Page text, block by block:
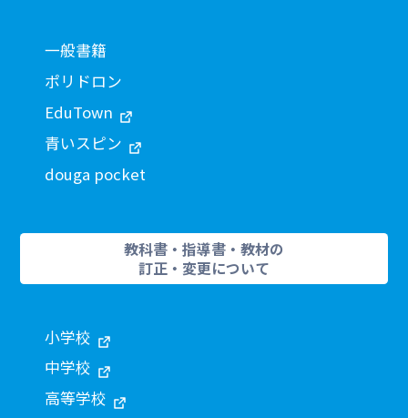
一般書籍
ポリドロン
EduTown
青いスピン
douga pocket
教科書・指導書・教材の
訂正・変更について
小学校
中学校
高等学校